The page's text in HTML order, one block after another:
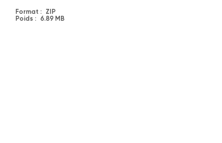
Format : ZIP
Poids : 6.89 MB